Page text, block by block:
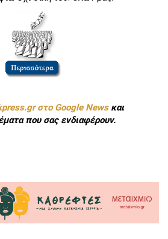
στο Google Newsκαι
που σας ενδιαφέρουν.